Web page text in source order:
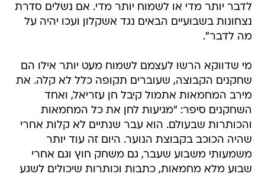
לדבר יותר מדי או לשמוח יותר מדי. אם נשלים סדרת
נצחונות בשבועיים הבאים נגד אשקלון ועכו יהיה על
מה לדבר".
מי שדווקא הרשו לעצמם לשמוח מעט יותר אילו הם
שחקנים הקבוצה, שעוברים תקופה כלל לא קלה. את
מירב המחמאות אתמול קיבל חן עזריאל, ואחד
השחקנים סיפר: "מגיעות לחן את כל המחמאות
והכותרות שבעולם. הוא עבר שנתיים לא קלות אחרי
שהיה הכוכב בקבוצת הנוער. היום זה עוד יותר
משמעותי משבוע שעבר, גם משחק חוץ וגם אחרי
שבוע מלא מחמאות, כתבות וכותרות שיכולים לשגע